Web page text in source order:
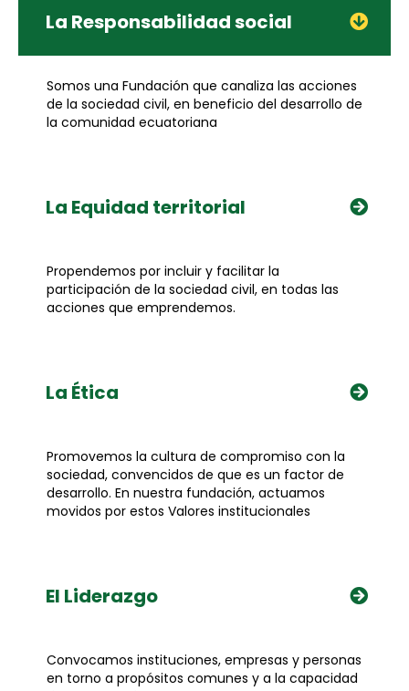
La Responsabilidad social
Somos una Fundación que canaliza las acciones
de la sociedad civil, en beneficio del desarrollo de
la comunidad ecuatoriana
La Equidad territorial
Propendemos por incluir y facilitar la
participación de la sociedad civil, en todas las
acciones que emprendemos.
La Ética
Promovemos la cultura de compromiso con la
sociedad, convencidos de que es un factor de
desarrollo. En nuestra fundación, actuamos
movidos por estos Valores institucionales
El Liderazgo
Convocamos instituciones, empresas y personas
en torno a propósitos comunes y a la capacidad